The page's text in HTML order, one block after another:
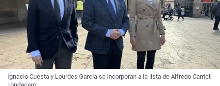
Ignacio Cuesta y Lourdes García se incorporan a la lista de Alfredo Canteli